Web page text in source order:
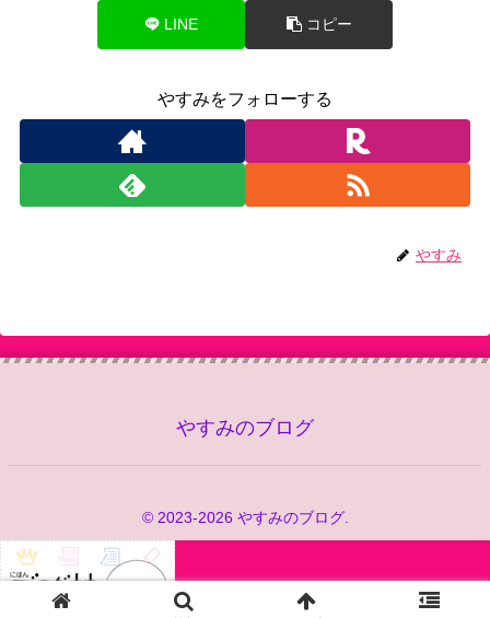
LINE コピー
やすみをフォローする
やすみ
やすみのブログ
© 2023-2026 やすみのブログ.